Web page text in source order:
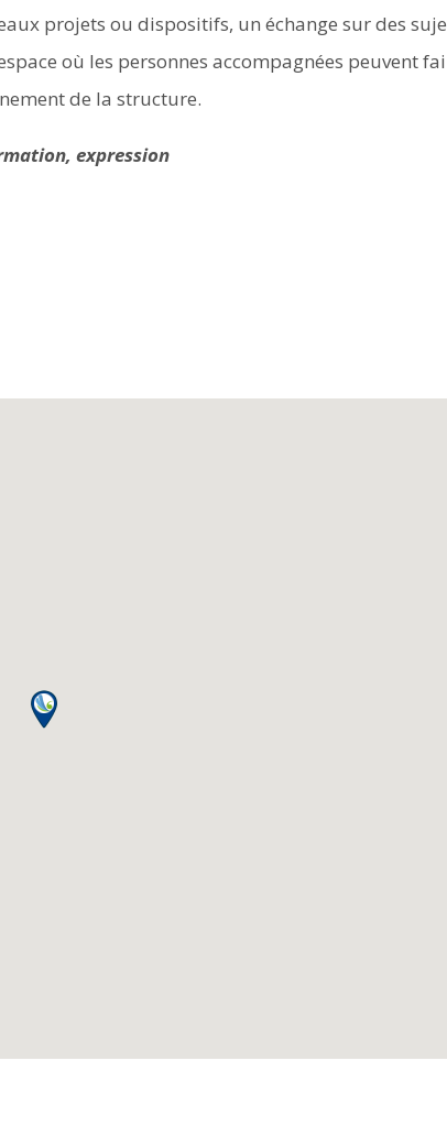
projets ou dispositifs, un échange sur des
où les personnes accompagnées peuvent
de la structure.
expression